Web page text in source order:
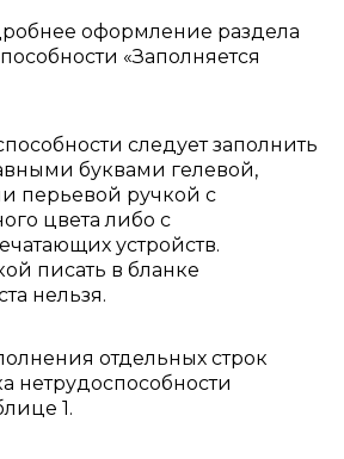
оформление раздела
«Заполняется
следует заполнить
буквами гелевой,
перьевой ручкой с
цвета либо с
устройств.
писать в бланке
нельзя.
отдельных строк
нетрудоспособности
1.